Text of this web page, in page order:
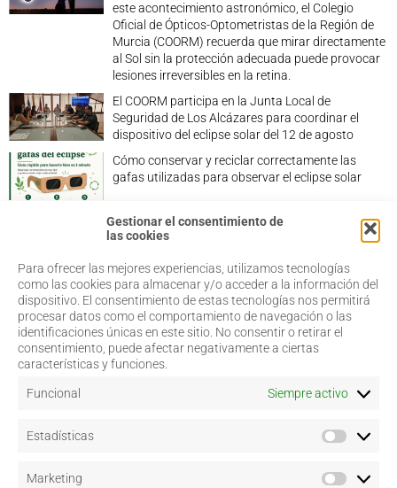
Gestionar el consentimiento de
las cookies
Para ofrecer las mejores experiencias, utilizamos tecnologías
como las cookies para almacenar y/o acceder a la información del
dispositivo. El consentimiento de estas tecnologías nos permitirá
procesar datos como el comportamiento de navegación o las
identificaciones únicas en este sitio. No consentir o retirar el
consentimiento, puede afectar negativamente a ciertas
características y funciones.
Funcional Siempre activo
Estadísticas
Marketing
este acontecimiento astronómico, el Colegio
Oficial de Ópticos-Optometristas de la Región de
Murcia (COORM) recuerda que mirar directamente
al Sol sin la protección adecuada puede provocar
lesiones irreversibles en la retina.
El COORM participa en la Junta Local de
Seguridad de Los Alcázares para coordinar el
dispositivo del eclipse solar del 12 de agosto
Cómo conservar y reciclar correctamente las
gafas utilizadas para observar el eclipse solar
968 20 87 67
admin@coorm.org
Miguel Vivancos, 4
30007 Murcia
Salud Visual
Profesionales
Quiénes somos
Actualidad
Contacto